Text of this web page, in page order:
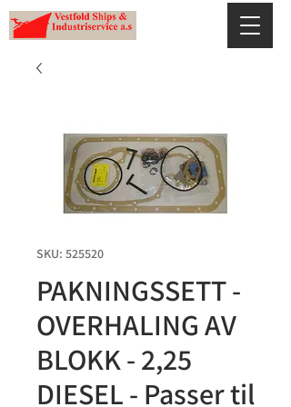
SKU: 525520
PAKNINGSSETT -
OVERHALING AV
BLOKK - 2,25
DIESEL - Passer til